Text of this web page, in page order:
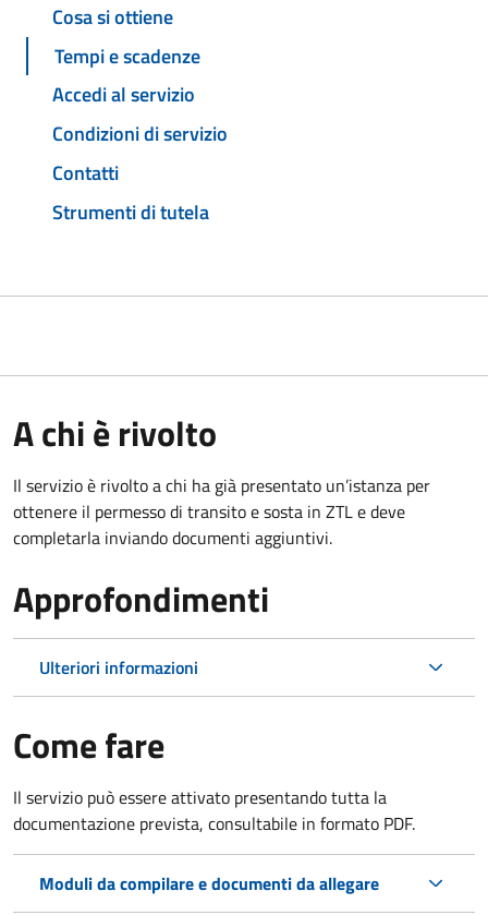
Cosa si ottiene
Tempi e scadenze
Accedi al servizio
Condizioni di servizio
Contatti
Strumenti di tutela
A chi è rivolto
Il servizio è rivolto a chi ha già presentato un’istanza per
ottenere il permesso di transito e sosta in ZTL e deve
completarla inviando documenti aggiuntivi.
Approfondimenti
Ulteriori informazioni
Come fare
Il servizio può essere attivato presentando tutta la
documentazione prevista, consultabile in formato PDF.
Moduli da compilare e documenti da allegare